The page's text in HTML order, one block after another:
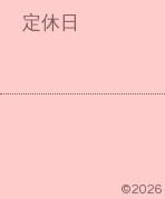
定休日
©2026